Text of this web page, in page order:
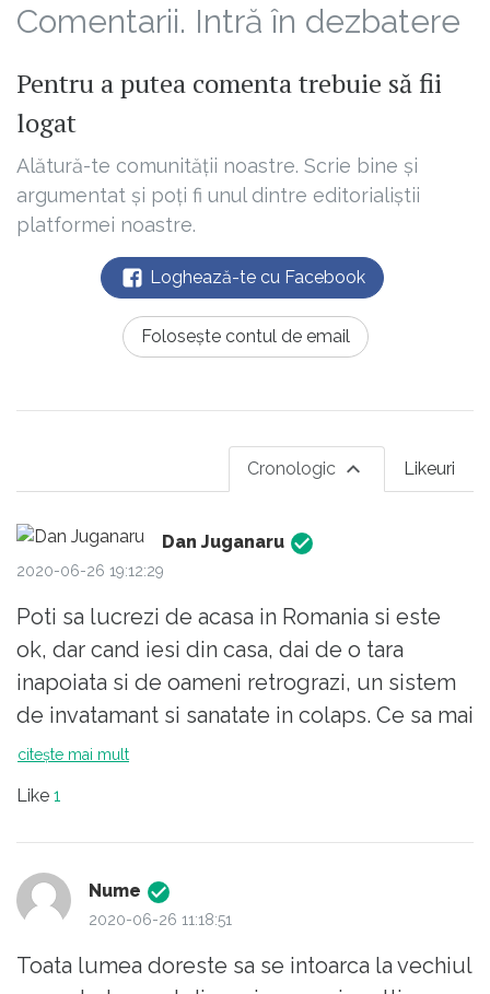
Comentarii. Intră în dezbatere
Pentru a putea comenta trebuie să fii
logat
Alătură-te comunității noastre. Scrie bine și
argumentat și poți fi unul dintre editorialiștii
platformei noastre.
Loghează-te cu Facebook
Folosește contul de email
Likeuri
Cronologic
Dan Juganaru
2020-06-26 19:12:29
Poti sa lucrezi de acasa in Romania si este
ok, dar cand iesi din casa, dai de o tara
inapoiata si de oameni retrograzi, un sistem
de invatamant si sanatate in colaps. Ce sa mai
spunem de drumuri si autostrazi. Asa ca nu
citește mai mult
Like 1
Nume
2020-06-26 11:18:51
Toata lumea doreste sa se intoarca la vechiul